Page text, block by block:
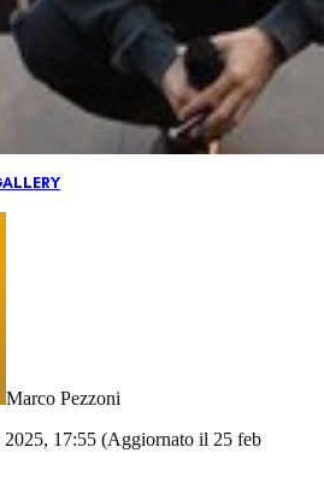
Marco Pezzoni
17:55 (Aggiornato il 25 feb